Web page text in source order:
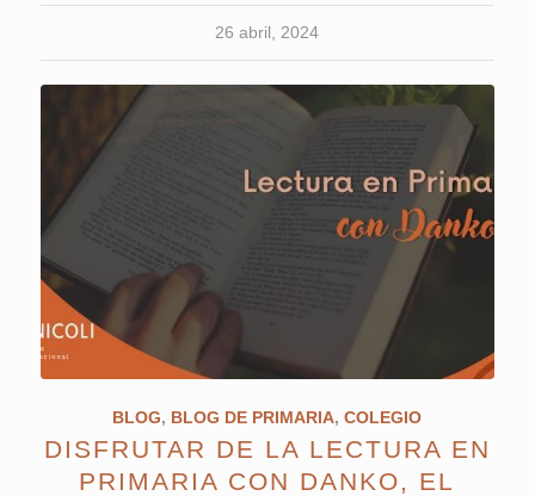
26 abril, 2024
BLOG, BLOG DE PRIMARIA,COLEGIO
DISFRUTAR DE LA LECTURA EN
PRIMARIA CON DANKO, EL